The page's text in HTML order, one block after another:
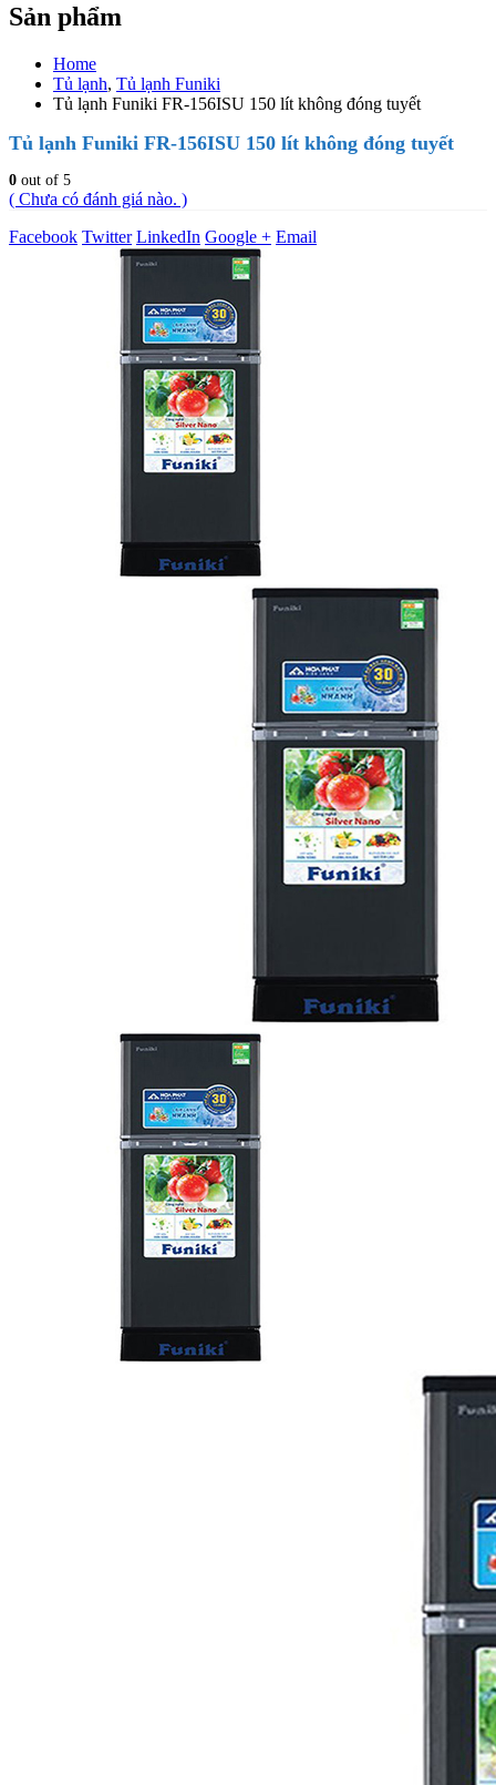
Sản phẩm
Home
Tủ lạnh, Tủ lạnh Funiki
Tủ lạnh Funiki FR-156ISU 150 lít không đóng tuyết
Tủ lạnh Funiki FR-156ISU 150 lít không đóng tuyết
0 out of 5
( Chưa có đánh giá nào. )
Facebook Twitter LinkedIn Google + Email